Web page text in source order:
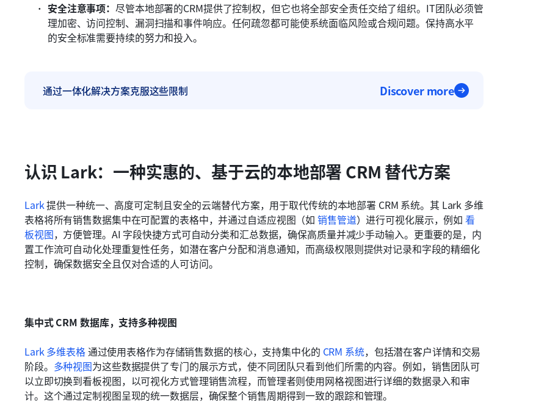
安全注意事项：尽管本地部署的CRM提供了控制权，但它也将全部安全责任交给了组织。IT团队必须管
理加密、访问控制、漏洞扫描和事件响应。任何疏忽都可能使系统面临风险或合规问题。保持高水平
的安全标准需要持续的努力和投入。
通过一体化解决方案克服这些限制 Discover more
认识 Lark：一种实惠的、基于云的本地部署 CRM 替代方案
Lark 提供一种统一、高度可定制且安全的云端替代方案，用于取代传统的本地部署 CRM 系统。其 Lark 多维
表格将所有销售数据集中在可配置的表格中，并通过自适应视图（如 销售管道）进行可视化展示，例如 看
板视图，方便管理。AI 字段快捷方式可自动分类和汇总数据，确保高质量并减少手动输入。更重要的是，内
置工作流可自动化处理重复性任务，如潜在客户分配和消息通知，而高级权限则提供对记录和字段的精细化
控制，确保数据安全且仅对合适的人可访问。
集中式 CRM 数据库，支持多种视图
Lark 多维表格 通过使用表格作为存储销售数据的核心，支持集中化的 CRM 系统，包括潜在客户详情和交易
阶段。 多种视图为这些数据提供了专门的展示方式，使不同团队只看到他们所需的内容。例如，销售团队可
以立即切换到看板视图，以可视化方式管理销售流程，而管理者则使用网格视图进行详细的数据录入和审
计。这个通过定制视图呈现的统一数据层，确保整个销售周期得到一致的跟踪和管理。